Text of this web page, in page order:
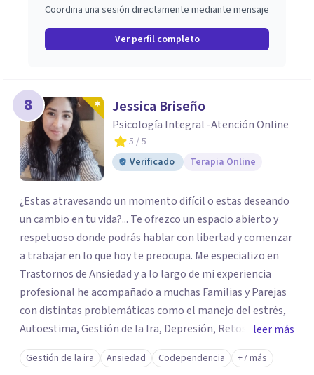
Coordina una sesión directamente mediante mensaje
Ver perfil completo
8 Jessica Briseño
Psicología Integral -Atención Online
5 / 5
Verificado
Terapia Online
¿Estas atravesando un momento difícil o estas deseando
un cambio en tu vida?... Te ofrezco un espacio abierto y
respetuoso donde podrás hablar con libertad y comenzar
a trabajar en lo que hoy te preocupa. Me especializo en
Trastornos de Ansiedad y a lo largo de mi experiencia
profesional he acompañado a muchas Familias y Parejas
con distintas problemáticas como el manejo del estrés,
Autoestima, Gestión de la Ira, Depresión, Retos en la
Crianza, Codependencia, Celos, entre otros. Cuento con
más de 12 años de experiencia en el área de la Salud
leer más
Gestión de la ira Ansiedad Codependencia +7 más